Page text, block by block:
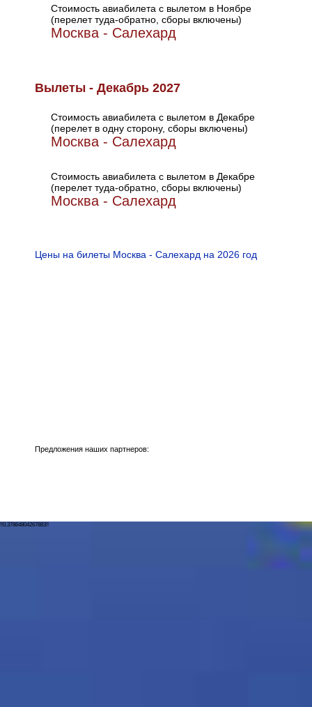
Стоимость авиабилета с вылетом в Ноябре
(перелет туда-обратно, сборы включены)
Москва - Салехард
Вылеты - Декабрь 2027
Стоимость авиабилета с вылетом в Декабре
(перелет в одну сторону, сборы включены)
Москва - Салехард
Стоимость авиабилета с вылетом в Декабре
(перелет туда-обратно, сборы включены)
Москва - Салехард
Цены на билеты Москва - Салехард на 2026 год
Предложения наших партнеров:
!!0.37864804267883!!